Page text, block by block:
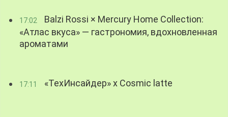
17:02
Balzi Rossi × Mercury Home Collection:
«Атлас вкуса» — гастрономия, вдохновленная
ароматами
17:11 «ТехИнсайдер» х Cosmic latte